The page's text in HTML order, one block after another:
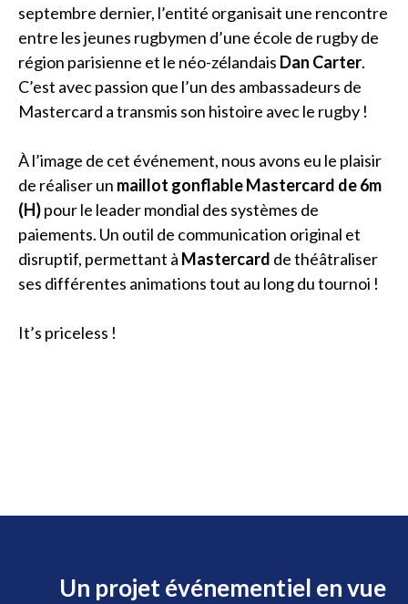
septembre dernier, l’entité organisait une rencontre
entre les jeunes rugbymen d’une école de rugby de
région parisienne et le néo-zélandais Dan Carter.
C’est avec passion que l’un des ambassadeurs de
Mastercard a transmis son histoire avec le rugby !
À l’image de cet événement, nous avons eu le plaisir
de réaliser un maillot gonflable Mastercard de 6m
(H)pour le leader mondial des systèmes de
paiements. Un outil de communication original et
disruptif, permettant à Mastercard de théâtraliser
ses différentes animations tout au long du tournoi !
It’s priceless !
Un projet événementiel en vue